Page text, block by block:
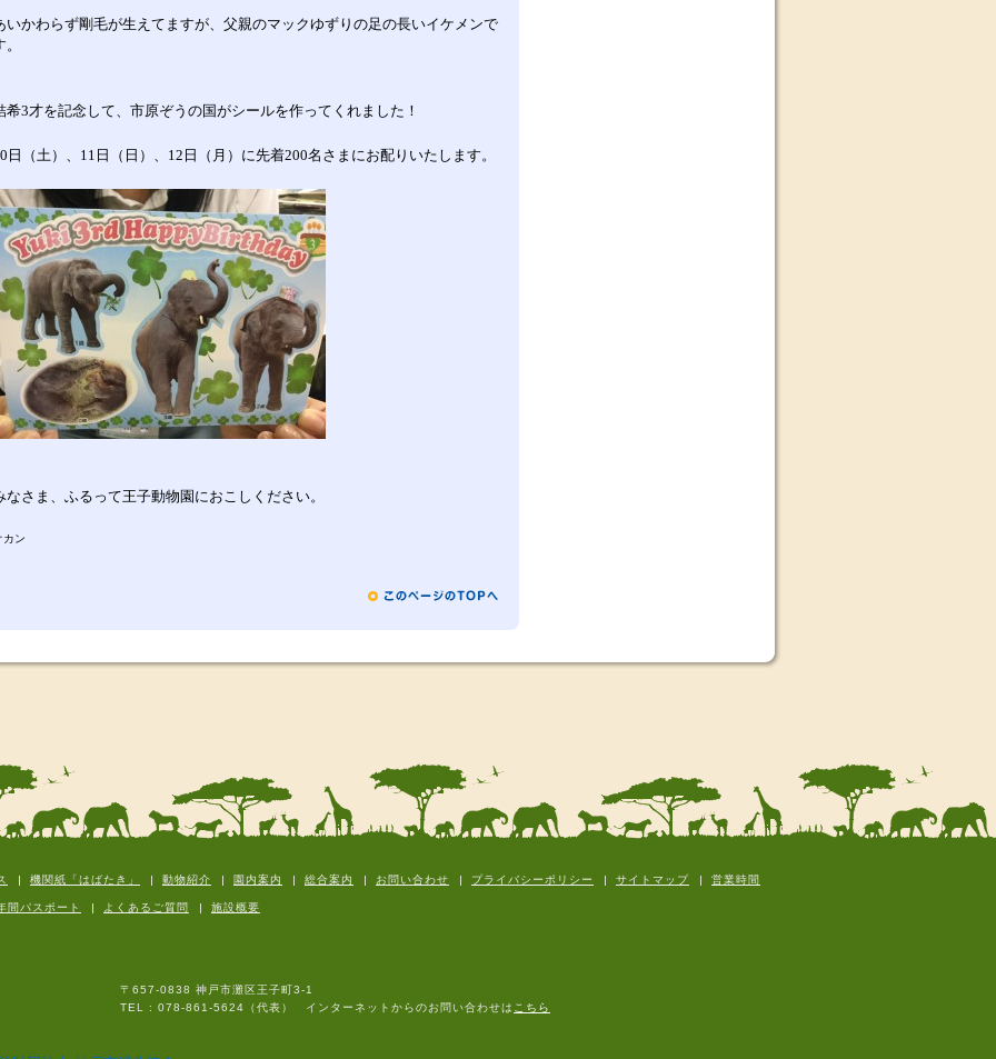
いかわらず剛毛が生えてますが、父親のマックゆずりの足の長いイケメンで
。
希3才を記念して、市原ぞうの国がシールを作ってくれました！
日（土）、 11 日（日）、 12 日（月）に先着200名さまにお配りいたします。
なさま、ふるって王子動物園におこしください。
カン
機関紙「はばたき」 動物紹介 園内案内 総合案内 お問い合わせ プライバシーポリシー サイトマップ 営業時間
間パスポート よくあるご質問 施設概要
〒657-0838 神戸市灘区王子町3-1
TEL : 078-861-5624（代表） インターネットからのお問い合わせは こちら